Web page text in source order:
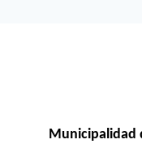
Municipalidad